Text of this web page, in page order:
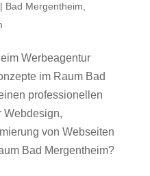
| Bad Mergentheim
Werbeagentur
im Raum Bad
professionellen
Webdesign,
von Webseiten
Bad Mergentheim?